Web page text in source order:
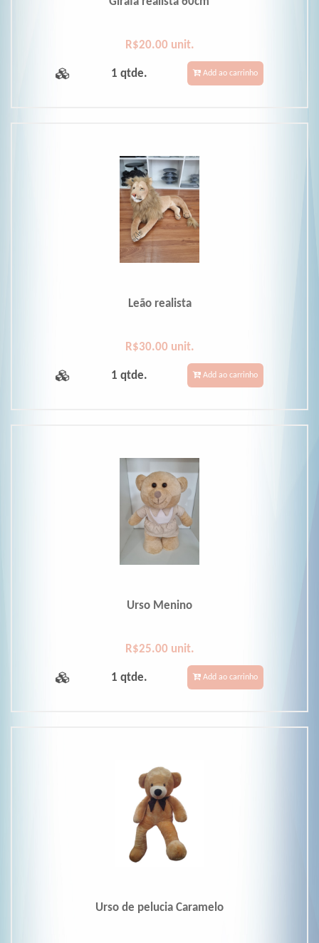
R$20.00 unit.
1 qtde. Add ao carrinho
Leão realista
R$30.00 unit.
1 qtde. Add ao carrinho
Urso Menino
R$25.00 unit.
1 qtde. Add ao carrinho
Urso de pelucia Caramelo